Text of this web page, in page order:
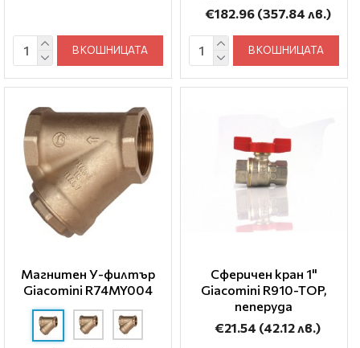
В КОШНИЦАТА
€182.96 (357.84 лв.)
В КОШНИЦАТА
Магнитен У-филтър
Giacomini R74MY004
Сферичен кран 1"
Giacomini R910-TOP,
пеперуда
€21.54 (42.12 лв.)